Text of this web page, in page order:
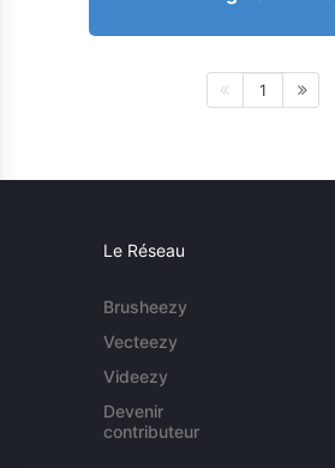
1
Le Réseau
Brusheezy
Vecteezy
Videezy
Devenir
contributeur